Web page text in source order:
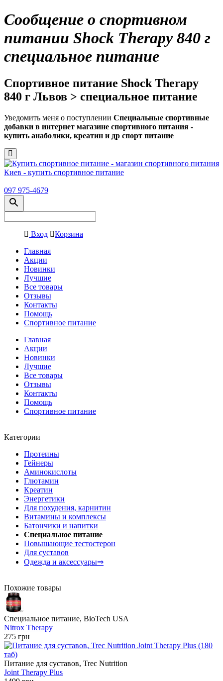
Сообщение о спортивном
питании Shock Therapy 840 г
специальное питание
Спортивное питание Shock Therapy
840 г Львов > специальное питание
Уведомить меня о поступлении Специальные спортивные
добавки в интернет магазине спортивного питания -
купить анаболики, креатин и др спорт питание
097 975-4679
Вход
Корзина
Главная
Акции
Новинки
Лучшие
Все товары
Отзывы
Контакты
Помощь
Спортивное питание
Главная
Акции
Новинки
Лучшие
Все товары
Отзывы
Контакты
Помощь
Спортивное питание
Категории
Протеины
Гейнеры
Аминокислоты
Глютамин
Креатин
Энергетики
Для похудения, карнитин
Витамины и комплексы
Батончики и напитки
Специальное питание
Повышающие тестостерон
Для суставов
Одежда и аксессуары⇒
Похожие товары
Специальное питание, BioTech USA
Nitrox Therapy
275 грн
Питание для суставов, Trec Nutrition
Joint Therapy Plus